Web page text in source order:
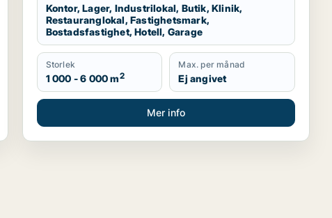
Kontor, Lager, Industrilokal, Butik, Klinik,
Restauranglokal, Fastighetsmark,
Bostadsfastighet, Hotell, Garage
Storlek
1 000 - 6 000 m2
Max. per månad
Ej angivet
Mer info